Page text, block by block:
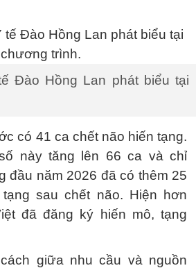
Đào Hồng Lan phát biểu tại
có 41 ca chết não hiến tạng.
này tăng lên 66 ca và chỉ
đầu năm 2026 đã có thêm 25
sau chết não. Hiện hơn
đã đăng ký hiến mô, tạng
giữa nhu cầu và nguồn